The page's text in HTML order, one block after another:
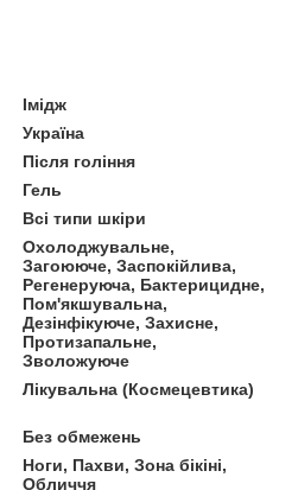
Імідж
Україна
Після гоління
Гель
Всі типи шкіри
Охолоджувальне,
Загоююче, Заспокійлива,
Регенеруюча, Бактерицидне,
Пом'якшувальна,
Дезінфікуюче, Захисне,
Протизапальне,
Зволожуюче
Лікувальна (Космецевтика)
Без обмежень
Ноги, Пахви, Зона бікіні,
Обличчя